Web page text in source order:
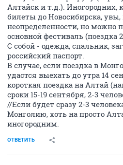
Алтайск и т.д.). Иногородних,
билеты до Новосибирска,
неопределенности, но можно
основной фестиваль (поездка
С собой - одежда, спальник,
российский паспорт.
В случае, если поездка в
удастся выехать до утра 14
короткая поездка на Алтай
сроки 15-19 сентября, 2-3
//Если будет сразу 2-3
Монголию, хоть на просто
иногородним.
ОТВЕТИТЬ